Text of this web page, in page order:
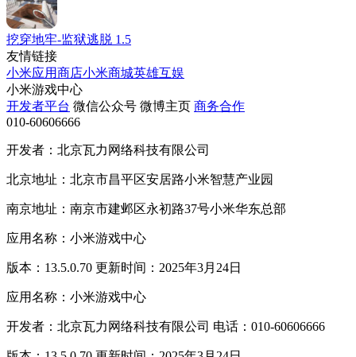
挖穿地牢-监狱逃脱 1.5
友情链接
小米应用商店小米商城英雄互娱
小米游戏中心
开发者平台 微信公众号 微博主页 商务合作
010-60606666
开发者：北京瓦力网络科技有限公司
北京地址：北京市昌平区安居路小米智慧产业园
南京地址：南京市建邺区永初路37号小米华东总部
应用名称：小米游戏中心
版本：13.5.0.70 更新时间：2025年3月24日
应用名称：小米游戏中心
开发者：北京瓦力网络科技有限公司 电话：010-60606666